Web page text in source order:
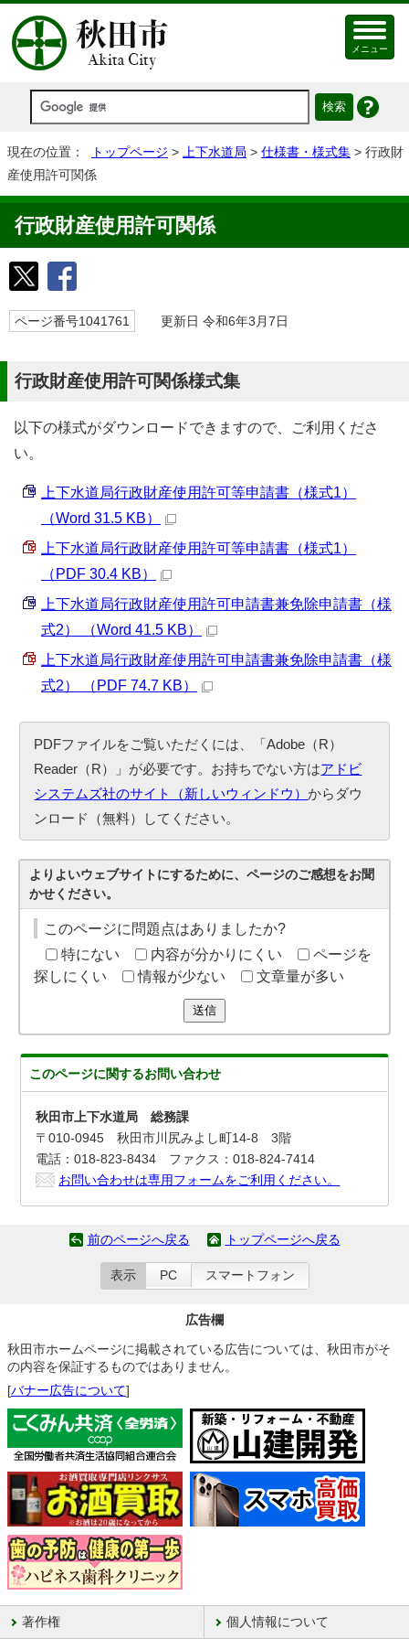
メニュー
現在の位置： トップページ > 上下水道局 > 仕様書・様式集 > 行政財
産使用許可関係
行政財産使用許可関係
ページ番号1041761 更新日 令和6年3月7日
行政財産使用許可関係様式集
以下の様式がダウンロードできますので、ご利用くださ
い。
上下水道局行政財産使用許可等申請書（様式1）
（Word 31.5 KB）
上下水道局行政財産使用許可等申請書（様式1）
（PDF 30.4 KB）
上下水道局行政財産使用許可申請書兼免除申請書（様
式2） （Word 41.5 KB）
上下水道局行政財産使用許可申請書兼免除申請書（様
式2） （PDF 74.7 KB）
PDFファイルをご覧いただくには、「Adobe（R）
Reader（R）」が必要です。お持ちでない方はアドビ
システムズ社のサイト（新しいウィンドウ）からダウ
ンロード（無料）してください。
よりよいウェブサイトにするために、ページのご感想をお聞
かせください。
このページに問題点はありましたか?
特にない
内容が分かりにくい
ページを
探しにくい
情報が少ない 文章量が多い
送信
このページに関するお問い合わせ
秋田市上下水道局 総務課
〒010-0945 秋田市川尻みよし町14-8 3階
電話：018-823-8434 ファクス：018-824-7414
お問い合わせは専用フォームをご利用ください。
前のページへ戻る トップページへ戻る
表示 PC スマートフォン
広告欄
秋田市ホームページに掲載されている広告については、秋田市がそ
の内容を保証するものではありません。
[バナー広告について]
著作権 個人情報について